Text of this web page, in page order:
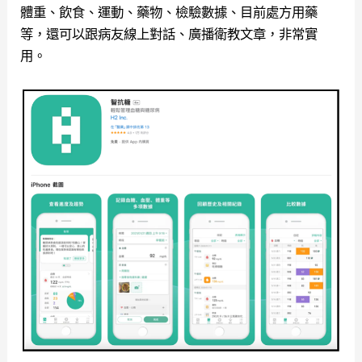
體重、飲食、運動、藥物、檢驗數據、目前處方用藥
等，還可以跟病友線上對話、廣播衛教文章，非常實
用。